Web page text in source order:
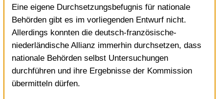
Eine eigene Durchsetzungsbefugnis für nationale
Behörden gibt es im vorliegenden Entwurf nicht.
Allerdings konnten die deutsch-französische-
niederländische Allianz immerhin durchsetzen, dass
nationale Behörden selbst Untersuchungen
durchführen und ihre Ergebnisse der Kommission
übermitteln dürfen.